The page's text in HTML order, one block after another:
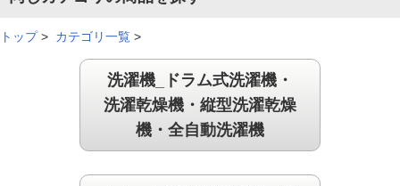
トップ> カテゴリ一覧 >
洗濯機_ドラム式洗濯機・
洗濯乾燥機・縦型洗濯乾燥
機・全自動洗濯機